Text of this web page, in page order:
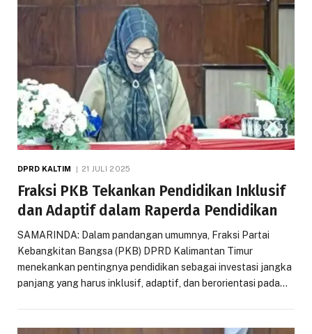
DPRD KALTIM 21 JULI 2025
Fraksi PKB Tekankan Pendidikan Inklusif
dan Adaptif dalam Raperda Pendidikan
SAMARINDA: Dalam pandangan umumnya, Fraksi Partai
Kebangkitan Bangsa (PKB) DPRD Kalimantan Timur
menekankan pentingnya pendidikan sebagai investasi jangka
panjang yang harus inklusif, adaptif, dan berorientasi pada…